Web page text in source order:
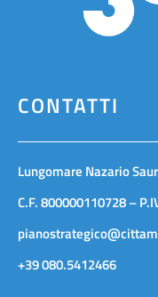
CONTATTI
Lungomare Nazario
C.F. 800000110728 –
+39 080.5412466